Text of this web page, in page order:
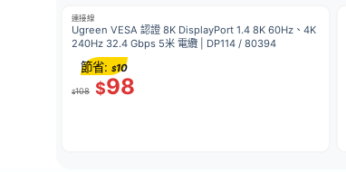
連接線
Ugreen VESA 認證 8K DisplayPort 1.4 8K 60Hz、4K
240Hz 32.4 Gbps 5米 電纜 | DP114 / 80394
$108 $98
節省: $10